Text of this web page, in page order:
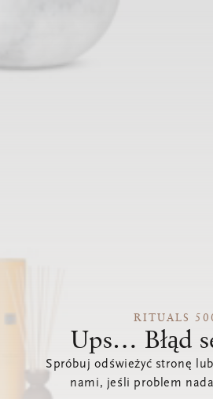
RITUALS
Ups… Błąd
Spróbuj odświeżyć stronę
nami, jeśli problem